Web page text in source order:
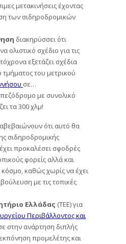
μετακινήσεις έχοντας
των σιδηροδρομικών
διακηρύσσει ότι
ολιστικό σχέδιο για τις
εξετάζει σχέδια
του μετρικού
σε…
με συνολικό
τα 300 χλμ!
ότι αυτό θα
σιδηροδρομικής
προκαλέσει σφοδρές
φορείς αλλά και
καθώς χωρίς να έχει
με τις τοπικές
Ελλάδας (ΤΕΕ) για
Περιβάλλοντος και
στην ανάρτηση διπλής
προμελέτης και